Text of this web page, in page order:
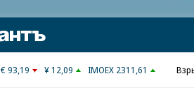
€ 93,19 ¥ 12,09 IMOEX 2311,61